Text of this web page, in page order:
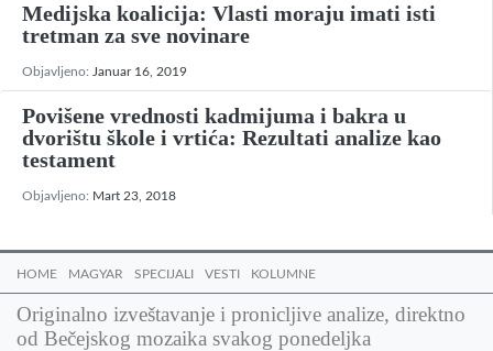
Medijska koalicija: Vlasti moraju imati isti
tretman za sve novinare
Objavljeno: Januar 16, 2019
Povišene vrednosti kadmijuma i bakra u
dvorištu škole i vrtića: Rezultati analize kao
testament
Objavljeno: Mart 23, 2018
HOME MAGYAR SPECIJALI VESTI KOLUMNE
Originalno izveštavanje i pronicljive analize, direktno
od Bečejskog mozaika svakog ponedeljka